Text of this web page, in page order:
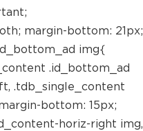
margin-bottom: 21px;
img{
.id_bottom_ad
.tdb_single_content
bottom: 15px;
horiz-right img,